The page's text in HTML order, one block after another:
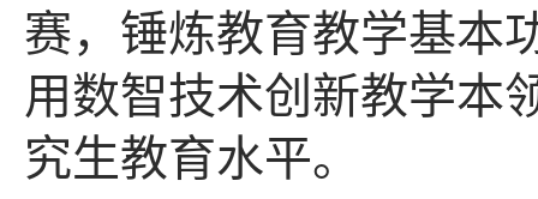
赛，锤炼教育教学基本
用数智技术创新教学本
究生教育水平。